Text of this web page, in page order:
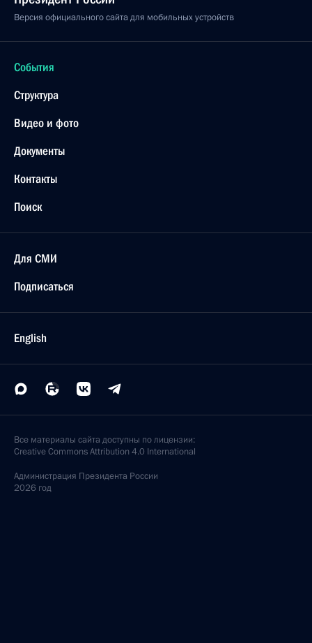
17 сентября 2021 года, пятница
Владимир Путин проголосовал на выборах
Московская область, Ново-Огарёво
Встреча с губернатором Санкт-Петербурга
Московская область, Ново-Огарёво
Совместное заседание глав государств – членов
ШОС и ОДКБ
Заседание Совета глав государств – членов ШОС
17 сентября 2021 года, 12:20
Сессия Совета коллективной безопасности ОДКБ